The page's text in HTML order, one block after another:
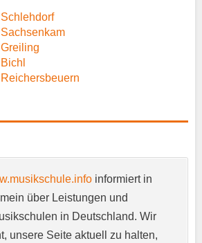
informiert in
über Leistungen und
in Deutschland. Wir
unsere Seite aktuell zu halten,